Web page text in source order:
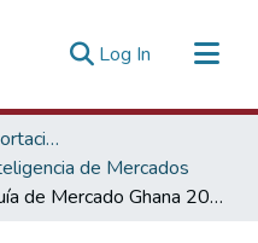
Log In (current)
Promoción de las Exportaciones
de Mercados
Guía de Mercado Ghana 2015